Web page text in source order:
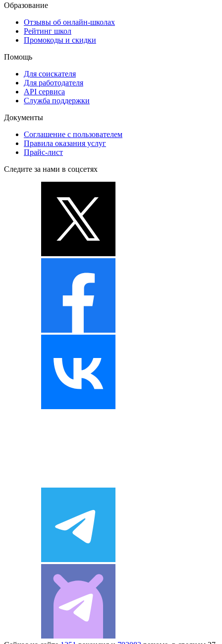
Образование
Отзывы об онлайн-школах
Рейтинг школ
Промокоды и скидки
Помощь
Для соискателя
Для работодателя
API сервиса
Служба поддержки
Документы
Соглашение с пользователем
Правила оказания услуг
Прайс-лист
Следите за нами в соцсетях